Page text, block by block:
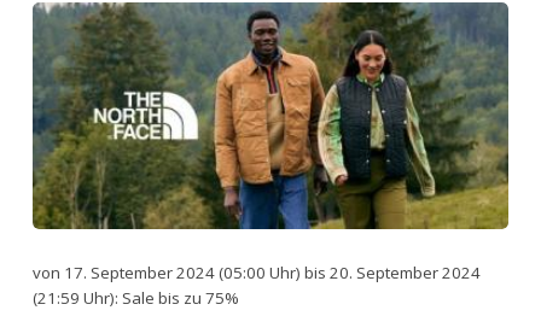
von 17. September 2024 (05:00 Uhr) bis 20. September 2024
(21:59 Uhr): Sale bis zu 75%